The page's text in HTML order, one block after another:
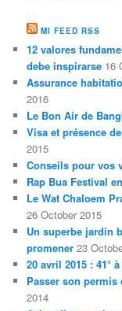
MI FEED RSS
12 valores
debe inspirarse 16
Assurance
2016
Le Bon Air de
Visa et présence
2015
Conseils pour vos
Rap Bua Festival
Le Wat Chaloem
26 October 2015
Un superbe jardin
promener 23
20 avril 2015 : 41°
Passer son
2014